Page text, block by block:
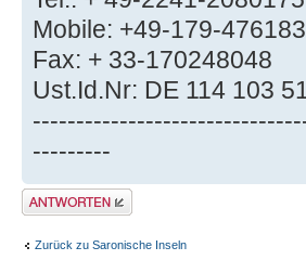
Mobile: +49-179-
Fax: + 33-170248048
Ust.Id.Nr: DE 114 103
---------
Antwort erstellen
Zurück zu Saronische Inseln